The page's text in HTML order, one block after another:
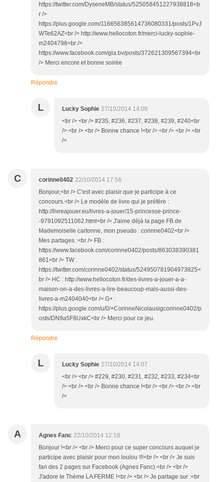
https://twitter.com/DyseneMB/status/525058451227938818<b
r />
https://plus.google.com/116656385614736080331/posts/1PvJ
WTe62AZ<br /> http://www.hellocoton.fr/merci-lucky-sophie-
m2404798<br />
https://www.facebook.com/gla.bv/posts/372621309567394<br
/> Merci encore et bonne soirée
Répondre
L Lucky Sophie 27/10/2014 14:08
<br /> <br /> #235, #236, #237, #238, #239, #240<br
/> <br /> <br /> Bonne chance !<br /> <br /> <br /> <br
/>
C corinne0402 22/10/2014 17:56
Bonjour,<br /> C'est avec plaisir que je participe à ce
concours.<br /> Le modèle de livre qui je préfère :
http://livreajouer.eu/livres-a-jouer/15-princesse-prince-
-9791092511062.html<br /> J'aime déjà la page FB de
Mademoiselle cartonne, mon pseudo : corinne0402<br />
Mes partages :<br /> FB :
https://www.facebook.com/corinne0402/posts/863038390381
861<br /> TW :
https://twitter.com/corinne0402/status/524950781904973825<
br /> HC : http://www.hellocoton.fr/des-livres-a-jouer-a-a-
maison-on-a-des-livres-a-lire-beaucoup-mais-aussi-des-
livres-a-m2404040<br /> G+ :
https://plus.google.com/u/0/+CorinneNicolausigcorinne0402/p
osts/DN9a5F8UxkC<br /> Merci pour ce jeu.
Répondre
L Lucky Sophie 27/10/2014 14:07
<br /> <br /> #229, #230, #231, #232, #233, #234<br
/> <br /> <br /> Bonne chance !<br /> <br /> <br /> <br
/>
A Agnes Fanc 22/10/2014 12:18
Bonjour !<br /> <br /> Merci pour ce super concours auquel je
participe avec plaisir pour mon loulou !!!<br /> <br /> Je suis
fan des 2 pages sur Facebook (Agnes Fanc).<br /> <br />
J'adore le Thème LA FERME !<br /> <br /> Je partage sur :<br